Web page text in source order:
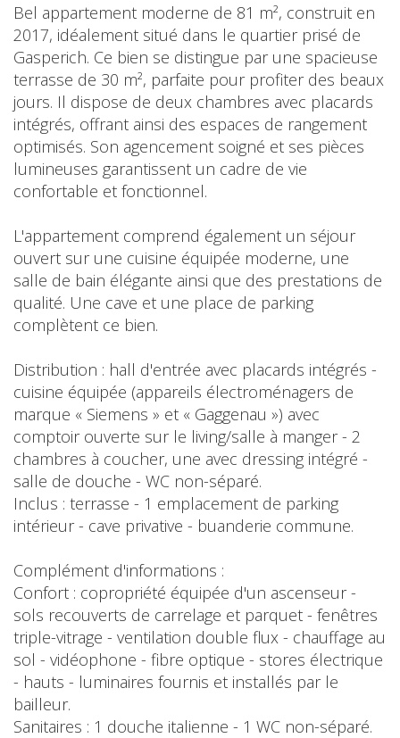
Bel appartement moderne de 81 m², construit en
2017, idéalement situé dans le quartier prisé de
Gasperich. Ce bien se distingue par une spacieuse
terrasse de 30 m², parfaite pour profiter des beaux
jours. Il dispose de deux chambres avec placards
intégrés, offrant ainsi des espaces de rangement
optimisés. Son agencement soigné et ses pièces
lumineuses garantissent un cadre de vie
confortable et fonctionnel.
L'appartement comprend également un séjour
ouvert sur une cuisine équipée moderne, une
salle de bain élégante ainsi que des prestations de
qualité. Une cave et une place de parking
complètent ce bien.
Distribution : hall d'entrée avec placards intégrés -
cuisine équipée (appareils électroménagers de
marque « Siemens » et « Gaggenau ») avec
comptoir ouverte sur le living/salle à manger - 2
chambres à coucher, une avec dressing intégré -
salle de douche - WC non-séparé.
Inclus : terrasse - 1 emplacement de parking
intérieur - cave privative - buanderie commune.
Complément d'informations :
Confort : copropriété équipée d'un ascenseur -
sols recouverts de carrelage et parquet - fenêtres
triple-vitrage - ventilation double flux - chauffage au
sol - vidéophone - fibre optique - stores électrique
- hauts - luminaires fournis et installés par le
bailleur.
Sanitaires : 1 douche italienne - 1 WC non-séparé.